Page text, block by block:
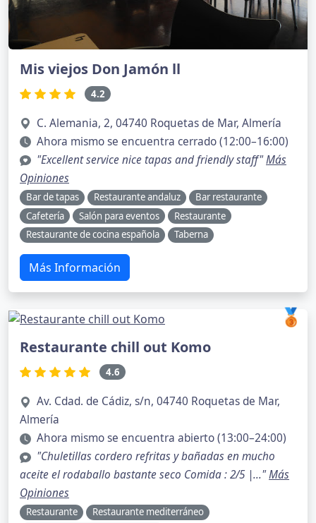
Mis viejos Don Jamón ll
4.2
C. Alemania, 2, 04740 Roquetas de Mar, Almería
Ahora mismo se encuentra cerrado (12:00–16:00)
"Excellent service nice tapas and friendly staff"Más
Opiniones
Bar de tapas Restaurante andaluz
Bar restaurante
Cafetería
Salón para eventos
Restaurante
Restaurante de cocina española
Taberna
Más Información
🥉
Restaurante chill out Komo
4.6
Av. Cdad. de Cádiz, s/n, 04740 Roquetas de Mar,
Almería
Ahora mismo se encuentra abierto (13:00–24:00)
"Chuletillas cordero refritas y bañadas en mucho
aceite el rodaballo bastante seco Comida : 2/5 |..."Más
Opiniones
Restaurante
Restaurante mediterráneo